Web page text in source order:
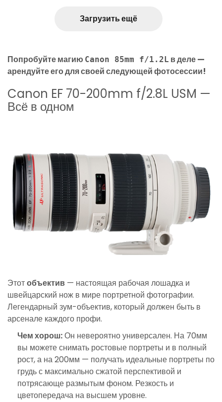
Загрузить ещё
Попробуйте магию Canon 85mm f/1.2L в деле —
арендуйте его для своей следующей фотосессии!
Canon EF 70-200mm f/2.8L USM —
Всё в одном
Этотобъектив — настоящая рабочая лошадка и
швейцарский нож в мире портретной фотографии.
Легендарный зум-объектив, который должен быть в
арсенале каждого профи.
Чем хорош:Он невероятно универсален. На 70мм
вы можете снимать ростовые портреты и в полный
рост, а на 200мм — получать идеальные портреты по
грудь с максимально сжатой перспективой и
потрясающе размытым фоном. Резкость и
цветопередача на высшем уровне.